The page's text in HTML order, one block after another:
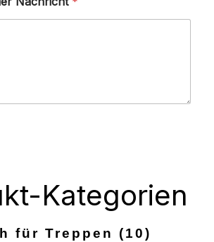
Kategorien
für Treppen (10)